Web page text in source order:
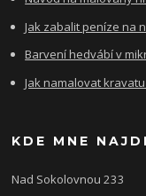
Jak zabalit peníze na
Barvení hedvábí v
Jak namalovat
KDE MNE
Nad Sokolovnou 233